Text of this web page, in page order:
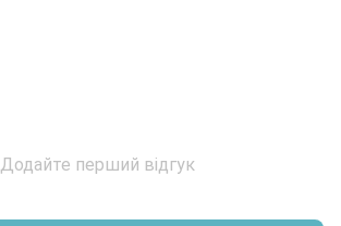
Додайте перший відгук